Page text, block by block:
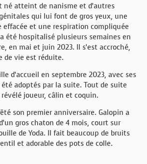
né atteint de nanisme et d’autres
qui lui font de gros yeux, une
effacée et une respiration compliquée
été hospitalisé plusieurs semaines en
en mai et juin 2023. Il s’est accroché,
de vie est réduite.
d’accueil en septembre 2023, avec ses
adoptés par la suite. Tout de suite
révélé joueur, câlin et coquin.
son premier anniversaire. Galopin a
gros chaton de 4 mois, court sur
de Yoda. Il fait beaucoup de bruits
et adorable des pots de colle.